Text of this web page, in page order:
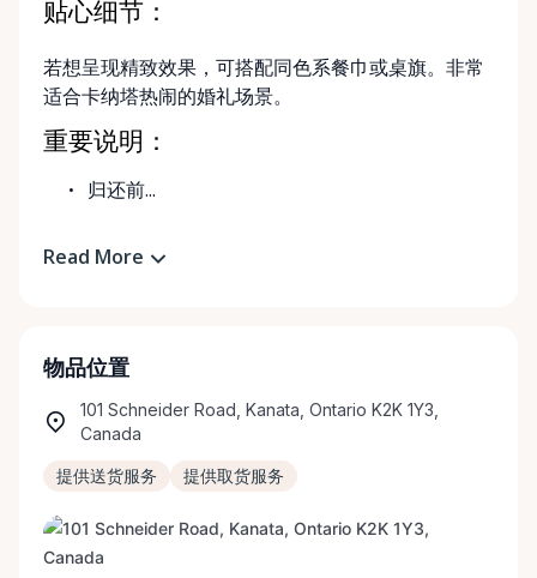
贴心细节：
若想呈现精致效果，可搭配同色系餐巾或桌旗。非常
适合卡纳塔热闹的婚礼场景。
重要说明：
归还前...
Read More
物品位置
101 Schneider Road, Kanata, Ontario K2K 1Y3,
Canada
提供送货服务 提供取货服务